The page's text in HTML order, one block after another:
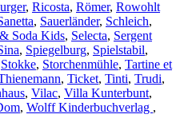
, Ricosta, Römer, Rowohlt
, Sauerländer, Schleich,
Soda Kids, Selecta, Sergent
, Spiegelburg, Spielstabil,
Stokke, Storchenmühle, Tartine et
, Ticket, Tinti, Trudi,
, Vilac, Villa Kunterbunt,
, Wolff Kinderbuchverlag ,